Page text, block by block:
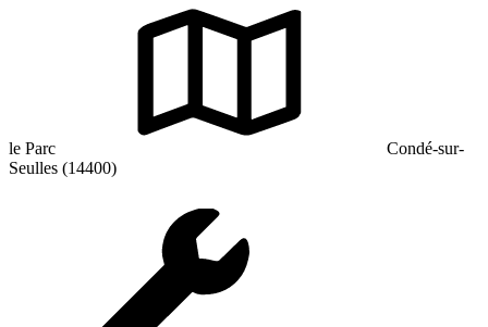
le Parc
Condé-sur-
Seulles (14400)